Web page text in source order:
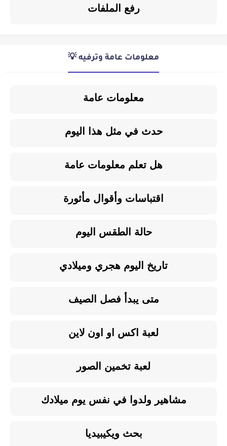
رفع الملفات
معلومات عامة وترفيه 💡
معلومات عامة
حدث في مثل هذا اليوم
هل تعلم معلومات عامة
اقتباسات وأقوال مأثورة
حالة الطقس اليوم
تاريخ اليوم هجري وميلادي
متى يبدأ فصل الصيف
لعبة اكس او اون لاين
لعبة تخمين الصور
مشاهير ولدوا في نفس يوم ميلادك
بحث ويكيبيديا